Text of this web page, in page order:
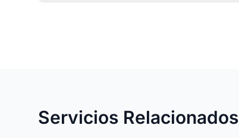
Servicios Relacionados